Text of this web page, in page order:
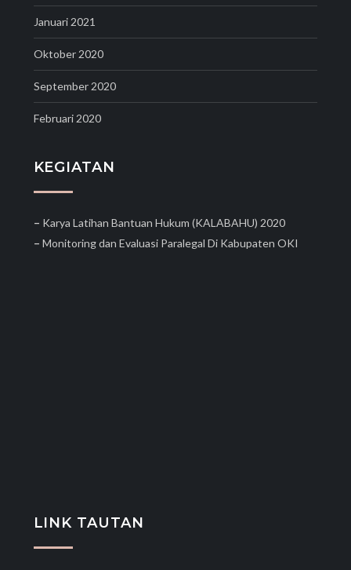
Januari 2021
Oktober 2020
September 2020
Februari 2020
KEGIATAN
– Karya Latihan Bantuan Hukum (KALABAHU) 2020
– Monitoring dan Evaluasi Paralegal Di Kabupaten OKI
LINK TAUTAN